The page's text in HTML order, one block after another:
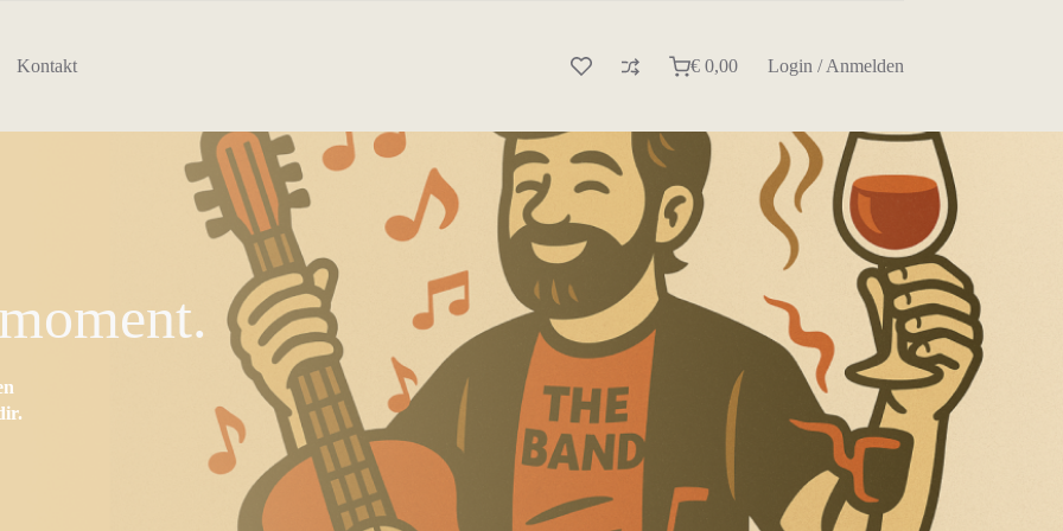
Kontakt
Warenkorb
€0,00 Login / Anmelden